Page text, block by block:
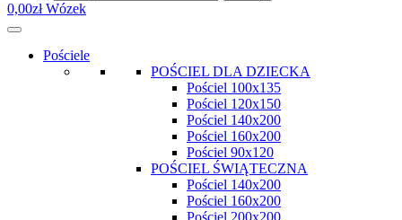
0,00zł Wózek
Pościele
POŚCIEL DLA DZIECKA
Pościel 100x135
Pościel 120x150
Pościel 140x200
Pościel 160x200
Pościel 90x120
POŚCIEL ŚWIĄTECZNA
Pościel 140x200
Pościel 160x200